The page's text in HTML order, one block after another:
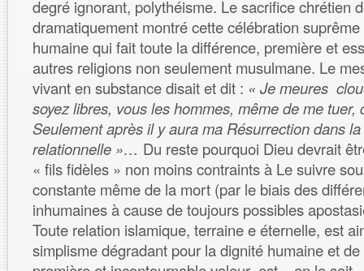
degré ignorant, polythéisme. Le sacrifice chrétien
dramatiquement montré cette célébration
humaine qui fait toute la différence, première et
autres religions non seulement musulmane. Le
vivant en substance disait et dit : « Je meures
soyez libres, vous les hommes, même de me tuer,
Seulement après il y aura ma Résurrection dans
relationnelle »… Du reste pourquoi Dieu devrait
« fils fidèles » non moins contraints à Le suivre
constante même de la mort (par le biais des
inhumaines à cause de toujours possibles
Toute relation islamique, terraine e éternelle, est
simplisme dégradant pour la dignité humaine et